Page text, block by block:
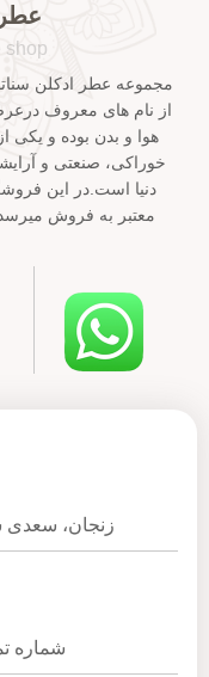
عطر
shop
مجموعه عطر ادکلن
از نام های معروف
هوا و بدن بوده و یکی
خوراکی، صنعتی و
دنیا است.در این
معتبر به فروش
زنجان، سعدی
شماره تماس: 33